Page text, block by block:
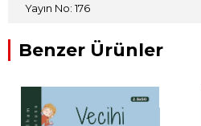
Yayın No: 176
Benzer Ürünler